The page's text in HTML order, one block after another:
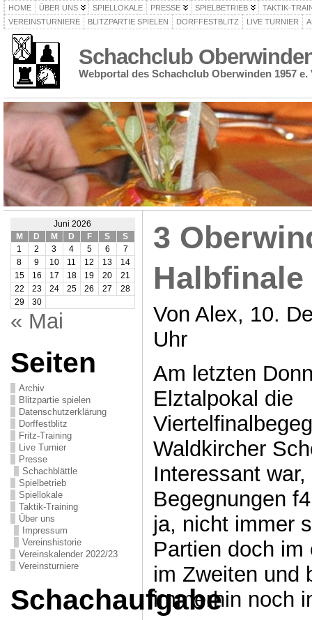
HOME ÜBER UNS SPIELLOKALE PRESSE SPIELBETRIEB
TAKTIK-
VEREINSTURNIERE
BLITZPARTIE SPIELEN DORFFESTBLITZ LIVE TURNIER
Schachclub
Webportal des Schachclub Oberwinden 1957 e.
Juni 2026
M
D M D F S
S
1
2 3 4 5 6
7
8
9 10 11 12 13
14
15
16 17 18 19 20
21
22
23 24 25 26 27
28
29
30
« Mai
Seiten
Archiv
Blitzpartie spielen
Datenschutzerklärung
Dorffestblitz
Fritz-Training
Live Turnier
Presse
Schachblättle
Spielbetrieb
Spiellokale
Taktik-Training
Über uns
Impressum
Vereinshistorie
Vereinskalender 2022/23
Vereinsturniere
Schachaufgabe
3
Halbfinale
Von Alex, 10.
Uhr
Am letzten
Elztalpokal die
Waldkircher
Interessant
Begegnungen
ja, nicht immer
Partien doch
im Zweiten und
immerhin noch